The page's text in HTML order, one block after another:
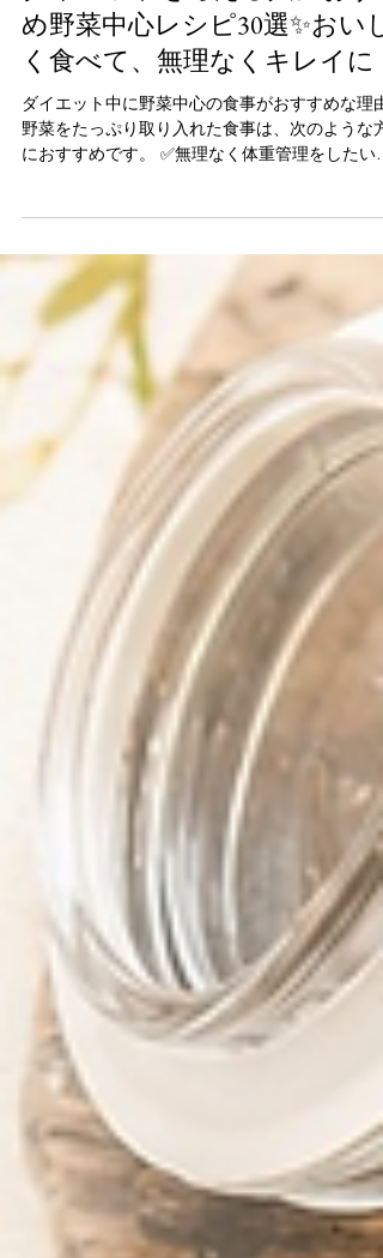
プラントベース栄養士MASAKO
6月30日
読了時間: 3分
ダイエットを考える人におす
め野菜中心レシピ30選✨おいし
く食べて、無理なくキレイに！
野菜をたっぷり取り入れた食事は、次のような方
におすすめです。 ✅無理なく体重管理をしたい人
✅食べる量を減らすのが苦手な人 間食を減らした
い人 ✅腸内環境を整えたい人 ✅むくみが気になる
人 ✅血糖値の急上昇を抑えたい人 ✅健康的に引き
締めたい人 ポイントは、野菜だけではなく豆類・
きのこ・海藻・全粒穀物も組み合わせることで
す。満腹感が続きやすく、栄養バランスも整いま
炊 オートミール、冷凍ブロッコリー、小松菜、に
んじん、しいたけ、味噌 ② 豆腐とアボカド
サラダ 木綿豆腐、アボカド、トマト、ベビーリー
フ、レモン、黒こしょう ③ 野菜たっぷり味噌汁
根、にんじん、ごぼう、キャベツ、わかめ、豆腐
④ バナナとほうれん草のスムージー バナナ、ほ
れん草、豆乳、チアシード ⑤ 納豆とオクラの玄
け。 昼食（10選） ⑥ 野菜たっぷりミネストロー
⑦ ひよこ豆カレー ⑧ 豆腐ガパオライス ⑨ブロッ